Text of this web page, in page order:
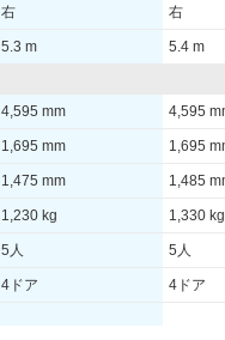
右 右
5.3 m 5.4 m
4,595 mm 4,595
1,695 mm 1,695
1,475 mm 1,485
1,230 kg 1,330 kg
5人 5人
4ドア 4ドア